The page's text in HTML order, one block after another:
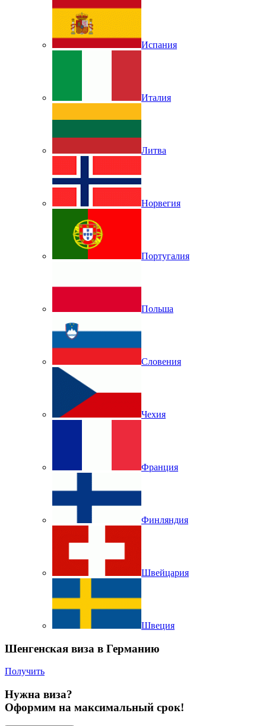
Испания
Италия
Литва
Норвегия
Португалия
Польша
Словения
Чехия
Франция
Финляндия
Швейцария
Швеция
Шенгенская виза в Германию
Получить
Нужна виза?
Оформим на максимальный срок!